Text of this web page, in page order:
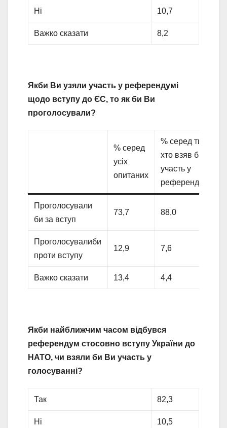
Ні 10,7
Важко сказати 8,2
Якби Ви узяли участь у референдумі
щодо вступу до ЄС, то як би Ви
проголосували?
% серед
усіх
опитаних
% серед тих,
хто взяв би
участь у
референдумі
Проголосували
би за вступ
73,7 88,0
Проголосувалиби
проти вступу
12,9 7,6
Важко сказати 13,4 4,4
Якби найближчим часом відбувся
референдум стосовно вступу України до
НАТО, чи взяли би Ви участь у
голосуванні?
Так 82,3
Ні 10,5